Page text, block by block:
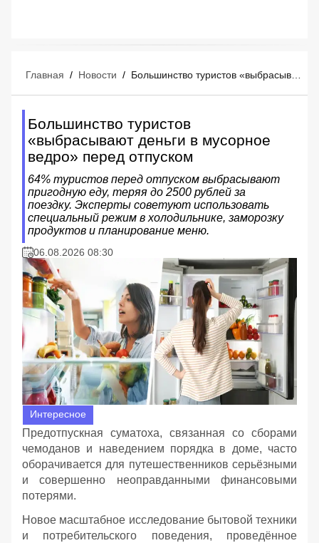
Главная / Новости / Большинство туристов «выбрасывают деньги в мусорное ведро» перед отпуском
Большинство туристов
«выбрасывают деньги в мусорное
ведро» перед отпуском
64% туристов перед отпуском выбрасывают
пригодную еду, теряя до 2500 рублей за
поездку. Эксперты советуют использовать
специальный режим в холодильнике, заморозку
продуктов и планирование меню.
06.08.2026 08:30
Интересное
Предотпускная суматоха, связанная со сборами
чемоданов и наведением порядка в доме, часто
оборачивается для путешественников серьёзными
и совершенно неоправданными финансовыми
потерями.
Новое масштабное исследование бытовой техники
и потребительского поведения, проведённое